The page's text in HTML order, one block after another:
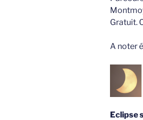
Gratuit.
A noter
Eclipse